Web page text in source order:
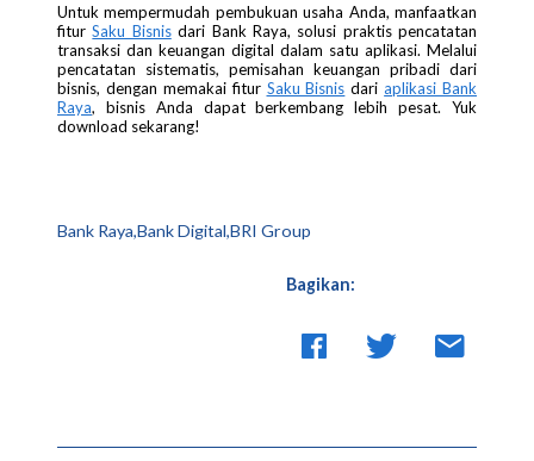
Untuk mempermudah pembukuan usaha Anda, manfaatkan
fitur Saku Bisnisdari Bank Raya, solusi praktis pencatatan
transaksi dan keuangan digital dalam satu aplikasi. Melalui
pencatatan sistematis, pemisahan keuangan pribadi dari
bisnis, dengan memakai fitur Saku Bisnis dari aplikasi Bank
Raya, bisnis Anda dapat berkembang lebih pesat. Yuk
download sekarang!
Bank Raya,Bank Digital,BRI Group
Bagikan: